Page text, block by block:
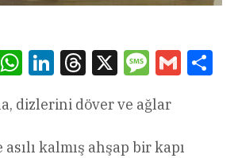
Email WhatsAppLinkedInThreads
X Message
Gmail
dizlerini döver ve ağlar
kalmış ahşap bir kapı